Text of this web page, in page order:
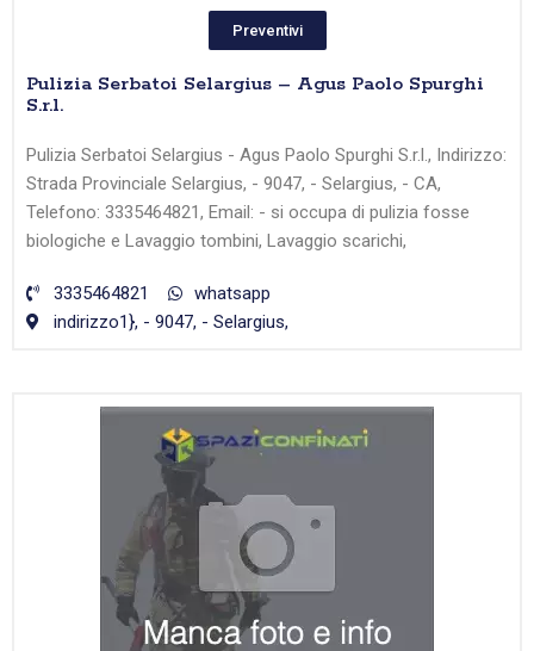
Preventivi
Pulizia Serbatoi Selargius – Agus Paolo Spurghi
S.r.l.
Pulizia Serbatoi Selargius - Agus Paolo Spurghi S.r.l., Indirizzo:
Strada Provinciale Selargius, - 9047, - Selargius, - CA,
Telefono: 3335464821, Email: - si occupa di pulizia fosse
biologiche e Lavaggio tombini, Lavaggio scarichi,
3335464821
whatsapp
indirizzo1}, - 9047, - Selargius,